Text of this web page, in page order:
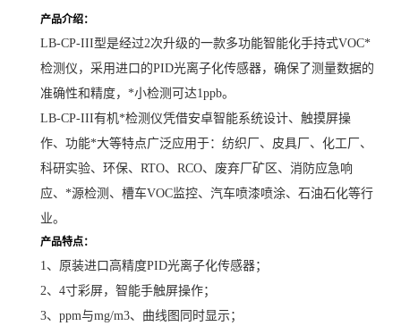
产品介绍：
LB-CP-III型是经过2次升级的一款多功能智能化手持式VOC*
检测仪，采用进口的PID光离子化传感器，确保了测量数据的
准确性和精度，*小检测可达1ppb。
LB-CP-III有机*检测仪凭借安卓智能系统设计、触摸屏操
作、功能*大等特点广泛应用于：纺织厂、皮具厂、化工厂、
科研实验、环保、RTO、RCO、废弃厂矿区、消防应急响
应、*源检测、槽车VOC监控、汽车喷漆喷涂、石油石化等行
业。
产品特点：
1、原装进口高精度PID光离子化传感器；
2、4寸彩屏，智能手触屏操作；
3、ppm与mg/m3、曲线图同时显示；